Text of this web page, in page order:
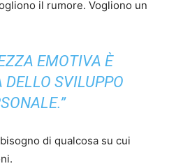
il rumore. Vogliono un
EMOTIVA È
DELLO SVILUPPO
di qualcosa su cui